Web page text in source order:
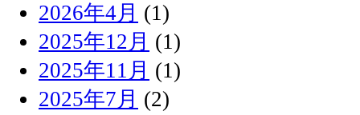
2026年4月 (1)
2025年12月 (1)
2025年11月 (1)
2025年7月 (2)